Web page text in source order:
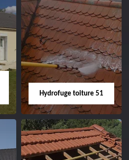
Habillage planche
de rive 51
Hydrofuge toiture 51